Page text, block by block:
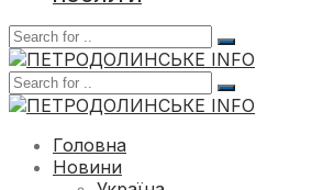
Головна
Новини